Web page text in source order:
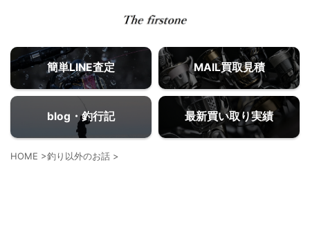
簡単LINE査定 MAIL買取見積
blog・釣行記 最新買い取り実績
HOME >釣り以外のお話 >